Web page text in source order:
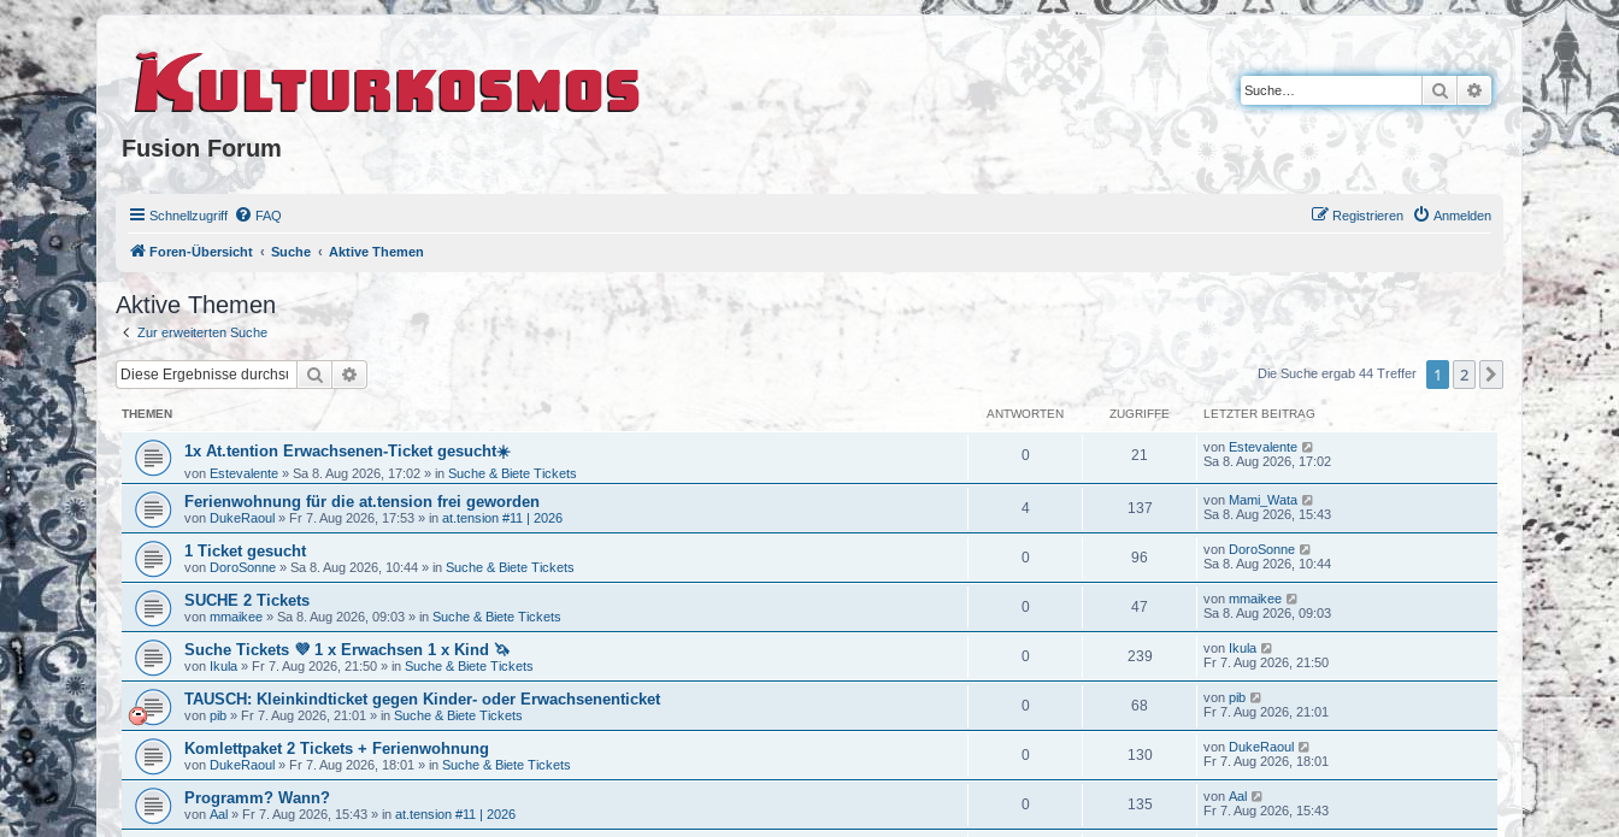
Fusion Forum
Suche Erweiterte Suche
Schnellzugriff FAQ Anmelden
Registrieren
Foren-Übersicht Suche Aktive Themen
Aktive Themen
Zur erweiterten Suche
Suche Erweiterte Suche Die Suche ergab 44 Treffer 1 2 Nächste
THEMEN ANTWORTEN ZUGRIFFE LETZTER BEITRAG
1x At.tention Erwachsenen-Ticket gesucht☀️
von Estevalente » Sa 8. Aug 2026, 17:02 » in Suche & Biete Tickets
0 21 von Estevalente
Sa 8. Aug 2026, 17:02
Ferienwohnung für die at.tension frei geworden
von DukeRaoul » Fr 7. Aug 2026, 17:53 » in at.tension #11 | 2026
4 137 von Mami_Wata
Sa 8. Aug 2026, 15:43
1 Ticket gesucht
von DoroSonne » Sa 8. Aug 2026, 10:44 » in Suche & Biete Tickets
0 96 von DoroSonne
Sa 8. Aug 2026, 10:44
SUCHE 2 Tickets
von mmaikee » Sa 8. Aug 2026, 09:03 » in Suche & Biete Tickets
0 47 von mmaikee
Sa 8. Aug 2026, 09:03
Suche Tickets 💜 1 x Erwachsen 1 x Kind 🦄
von Ikula » Fr 7. Aug 2026, 21:50 » in Suche & Biete Tickets
0 239 von Ikula
Fr 7. Aug 2026, 21:50
TAUSCH: Kleinkindticket gegen Kinder- oder Erwachsenenticket
von pib » Fr 7. Aug 2026, 21:01 » in Suche & Biete Tickets
0 68 von pib
Fr 7. Aug 2026, 21:01
Komlettpaket 2 Tickets + Ferienwohnung
von DukeRaoul » Fr 7. Aug 2026, 18:01 » in Suche & Biete Tickets
0 130 von DukeRaoul
Fr 7. Aug 2026, 18:01
Programm? Wann?
von Aal » Fr 7. Aug 2026, 15:43 » in at.tension #11 | 2026
0 135 von Aal
Fr 7. Aug 2026, 15:43